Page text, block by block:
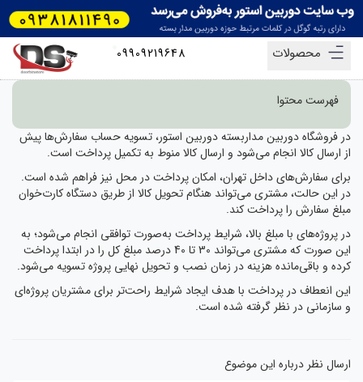
محصولات 09909219648
فهرست محتوا
در فروشگاه دوربین مداربسته دوربین استور، تسویه حساب سفارش‌ها پیش
از ارسال کالا انجام می‌شود و ارسال کالا منوط به تکمیل پرداخت است.
برای سفارش‌های داخل تهران، امکان پرداخت در محل نیز فراهم شده است.
در این حالت، مشتری می‌تواند هنگام تحویل کالا از طریق دستگاه کارت‌خوان
مبلغ سفارش را پرداخت کند.
در پروژه‌های با مبلغ بالا، شرایط پرداخت به‌صورت توافقی انجام می‌شود؛ به
این صورت که مشتری می‌تواند 30 تا 40 درصد مبلغ کل را در ابتدا پرداخت
کرده و باقی‌مانده هزینه در زمان نصب و تحویل نهایی پروژه تسویه می‌شود.
این انعطاف در پرداخت با هدف ایجاد شرایط راحت‌تر برای مشتریان پروژه‌ای
و سازمانی در نظر گرفته شده است.
ارسال نظر درباره این موضوع